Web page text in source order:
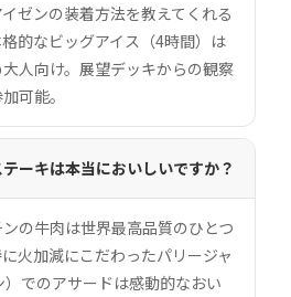
ゼンの装着方法を教えてくれる
的なビッグアイス（4時間）は
人向け。展望デッキからの観察
可能。
ーキは本当においしいですか？
の牛肉は世界最高品質のひとつ
火加減にこだわったパリージャ
）でのアサードは感動的なおい